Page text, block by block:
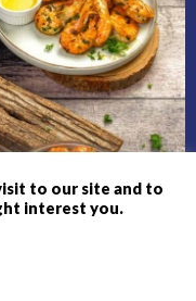
to our site and to
interest you.